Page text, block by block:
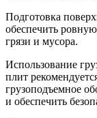
Подготовка
обеспечить
грязи и мусора.
Использование
плит
грузоподъемное
и обеспечить